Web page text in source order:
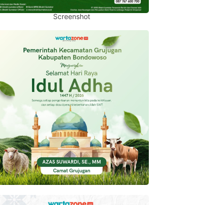
Screenshot